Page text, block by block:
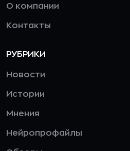
О компании
Контакты
РУБРИКИ
Новости
Истории
Мнения
Нейропрофайлы